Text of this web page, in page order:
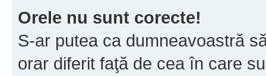
Orele nu sunt corecte!
S-ar putea ca dumneavoastră
orar diferit faţă de cea în care